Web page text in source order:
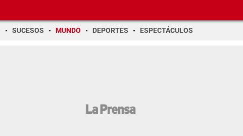
SUCESOS MUNDO DEPORTES ESPECTÁCULOS